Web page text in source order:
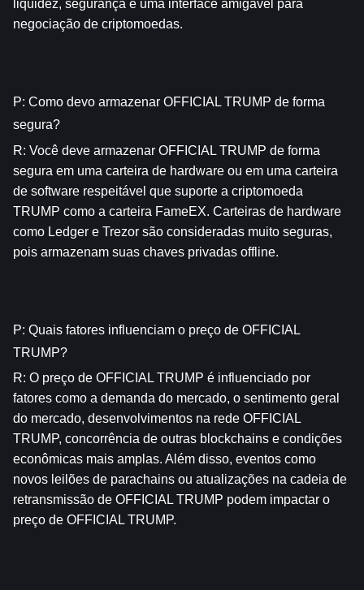
liquidez, segurança e uma interface amigável para
negociação de criptomoedas.
P: Como devo armazenar OFFICIAL TRUMP de forma
segura?
R: Você deve armazenar OFFICIAL TRUMP de forma
segura em uma carteira de hardware ou em uma carteira
de software respeitável que suporte a criptomoeda
TRUMP como a carteira FameEX. Carteiras de hardware
como Ledger e Trezor são consideradas muito seguras,
pois armazenam suas chaves privadas offline.
P: Quais fatores influenciam o preço de OFFICIAL
TRUMP?
R: O preço de OFFICIAL TRUMP é influenciado por
fatores como a demanda do mercado, o sentimento geral
do mercado, desenvolvimentos na rede OFFICIAL
TRUMP, concorrência de outras blockchains e condições
econômicas mais amplas. Além disso, eventos como
novos leilões de parachains ou atualizações na cadeia de
retransmissão de OFFICIAL TRUMP podem impactar o
preço de OFFICIAL TRUMP.